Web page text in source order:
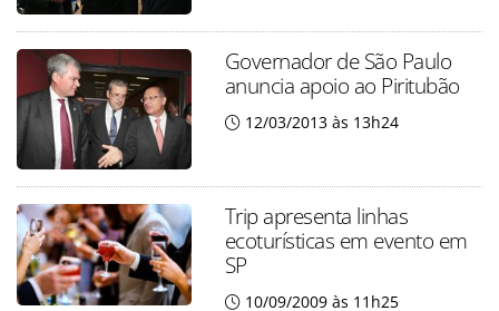
Governador de São Paulo
anuncia apoio ao Piritubão
12/03/2013 às 13h24
Trip apresenta linhas
ecoturísticas em evento em
SP
10/09/2009 às 11h25